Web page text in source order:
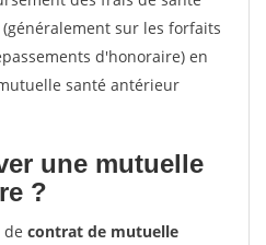
sur les forfaits
d'honoraire) en
santé antérieur
une mutuelle
?
contrat de mutuelle